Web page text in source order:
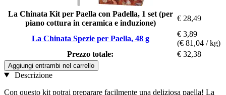
La Chinata Kit per Paella con Padella, 1 set (per
piano cottura in ceramica e induzione)
€ 28,49
La Chinata Spezie per Paella, 48 g
€ 3,89
(€ 81,04 / kg)
Prezzo totale:
€ 32,38
Aggiungi entrambi nel carrello
Descrizione
Con questo kit potrai preparare facilmente una deliziosa paella! La